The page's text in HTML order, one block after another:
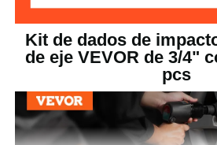
Peso neto 7,87 libras/
Kit de dados de
de eje VEVOR de 3/4"
pcs